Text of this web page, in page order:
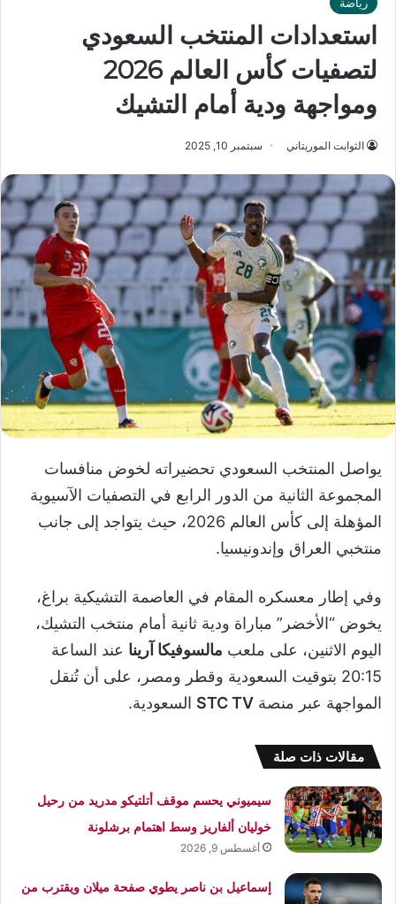
استعدادات المنتخب السعودي
لتصفيات كأس العالم 2026
ومواجهة ودية أمام التشيك
الثوابت الموريتاني سبتمبر 10, 2025
يواصل المنتخب السعودي تحضيراته لخوض منافسات
المجموعة الثانية من الدور الرابع في التصفيات الآسيوية
المؤهلة إلى كأس العالم 2026، حيث يتواجد إلى جانب
منتخبي العراق وإندونيسيا.
وفي إطار معسكره المقام في العاصمة التشيكية براغ،
يخوض “الأخضر” مباراة ودية ثانية أمام منتخب التشيك،
اليوم الاثنين، على ملعب مالسوفيكا آرينا عند الساعة
20:15 بتوقيت السعودية وقطر ومصر، على أن تُنقل
المواجهة عبر منصة STC TV السعودية.
مقالات ذات صلة
سيميوني يحسم موقف أتلتيكو مدريد من رحيل
خوليان ألفاريز وسط اهتمام برشلونة
أغسطس 9, 2026
إسماعيل بن ناصر يطوي صفحة ميلان ويقترب من